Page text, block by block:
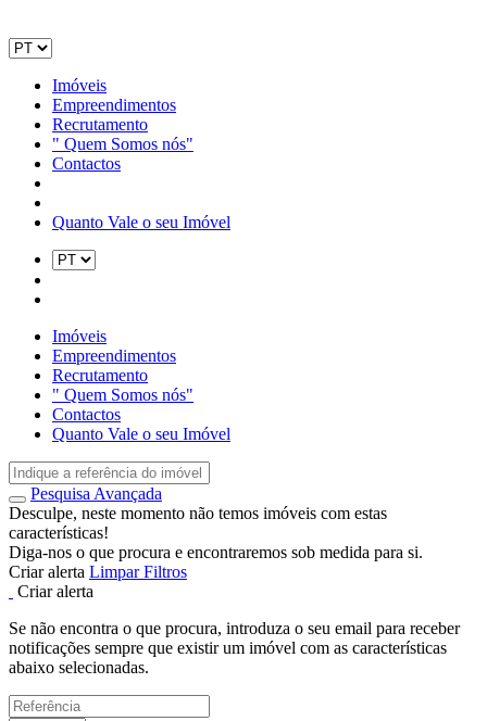
Imóveis
Empreendimentos
Recrutamento
" Quem Somos nós"
Contactos
Quanto Vale o seu Imóvel
Imóveis
Empreendimentos
Recrutamento
" Quem Somos nós"
Contactos
Quanto Vale o seu Imóvel
Pesquisa Avançada
Desculpe, neste momento não temos imóveis com estas
características!
Diga-nos o que procura e encontraremos sob medida para si.
Criar alerta Limpar Filtros
Criar alerta
Se não encontra o que procura, introduza o seu email para receber
notificações sempre que existir um imóvel com as características
abaixo selecionadas.